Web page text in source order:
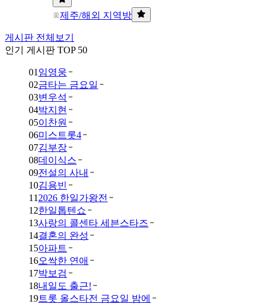
제주/해외 지역방
게시판 전체보기
인기 게시판 TOP 50
01 임영웅
02금타는 금요일
03변우석
04박지현
05이찬원
06미스트롯4
07김부장
08데이식스
09전설의 사내
10김용빈
11 2026 한일가왕전
12한일톱텐쇼
13사랑의 콜센타 세븐스타즈
14결혼의 완성
15아파트
16오싹한 연애
17박보검
18내일도 출근!
19트롯 올스타전 금요일 밤에